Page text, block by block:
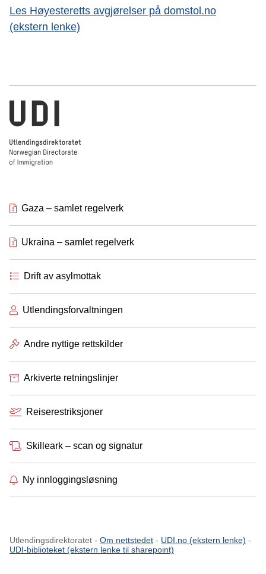
Les Høyesteretts avgjørelser på domstol.no
(ekstern lenke)
Utlendingsdirektoratet
Gaza – samlet regelverk
Ukraina – samlet regelverk
Drift av asylmottak
Utlendingsforvaltningen
Andre nyttige rettskilder
Arkiverte retningslinjer
Reiserestriksjoner
Skilleark – scan og signatur
Ny innloggingsløsning
Utlendingsdirektoratet - Om nettstedet - UDI.no (ekstern lenke) -
UDI-biblioteket (ekstern lenke til sharepoint)